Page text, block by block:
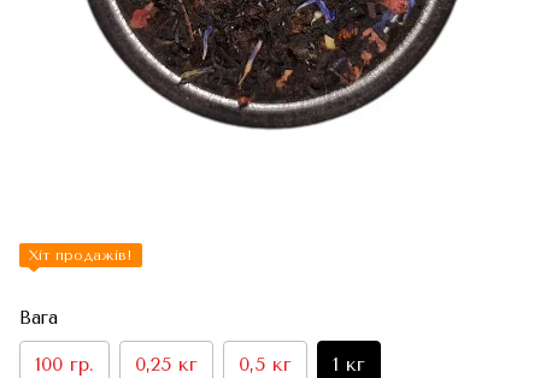
Хіт продажів!
Вага
100 гр. 0,25 кг 0,5 кг 1 кг